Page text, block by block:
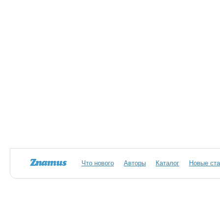
Что нового Авторы Каталог Новые